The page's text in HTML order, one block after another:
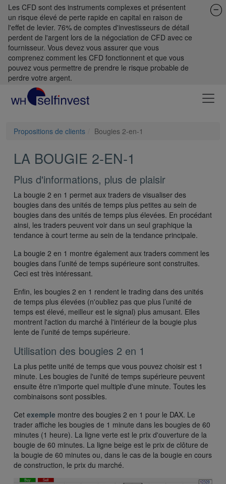
Les CFD sont des instruments complexes et présentent
un risque élevé de perte rapide en capital en raison de
l'effet de levier. 76% de comptes d'investisseurs de détail
perdent de l'argent lors de la négociation de CFD avec ce
fournisseur. Vous devez vous assurer que vous
comprenez comment les CFD fonctionnent et que vous
pouvez vous permettre de prendre le risque probable de
perdre votre argent.
Propositions de clients Bougies 2-en-1
LA BOUGIE 2-EN-1
Plus d'informations, plus de plaisir
La bougie 2 en 1 permet aux traders de visualiser des
bougies dans des unités de temps plus petites au sein de
bougies dans des unités de temps plus élevées. En procédant
ainsi, les traders peuvent voir dans un seul graphique la
tendance à court terme au sein de la tendance principale.
La bougie 2 en 1 montre également aux traders comment les
bougies dans l’unité de temps supérieure sont construites.
Ceci est très intéressant.
Enfin, les bougies 2 en 1 rendent le trading dans des unités
de temps plus élevées (n'oubliez pas que plus l’unité de
temps est élevé, meilleur est le signal) plus amusant. Elles
montrent l'action du marché à l'intérieur de la bougie plus
lente de l’unité de temps supérieure.
Utilisation des bougies 2 en 1
La plus petite unité de temps que vous pouvez choisir est 1
minute. Les bougies de l'unité de temps supérieure peuvent
ensuite être n'importe quel multiple d'une minute. Toutes les
combinaisons sont possibles.
Cet exemple montre des bougies 2 en 1 pour le DAX. Le
trader affiche les bougies de 1 minute dans les bougies de 60
minutes (1 heure). La ligne verte est le prix d'ouverture de la
bougie de 60 minutes. La ligne beige est le prix de clôture de
la bougie de 60 minutes ou, dans le cas de la bougie en cours
de construction, le prix du marché.